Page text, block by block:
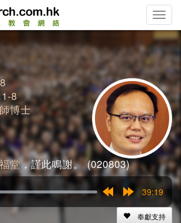
Toggle
8
博士
堂，謹此鳴謝。 (020803)
15s
39:19
奉獻支持